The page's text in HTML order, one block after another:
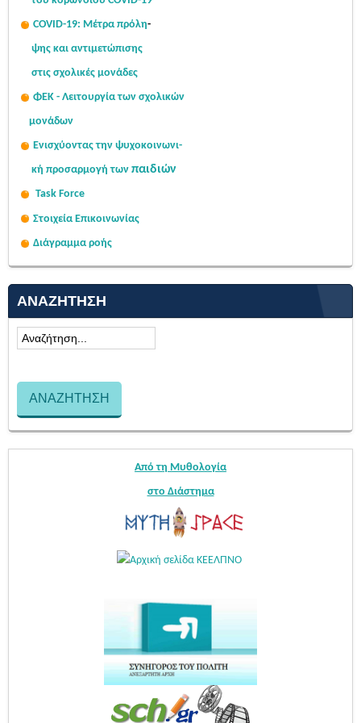
COVID-19: Μέτρα πρόλη-
ψης και αντιμετώπισης
στις σχολικές μονάδες
ΦΕΚ - Λειτουργία των σχολικών
μονάδων
Ενισχύοντας την ψυχοκοινωνι-
κή προσαρμογή των παιδιών
Task Force
Στοιχεία Επικοινωνίας
Διάγραμμα ροής
ΑΝΑΖΉΤΗΣΗ
Από τη Μυθολογία
στο Διάστημα